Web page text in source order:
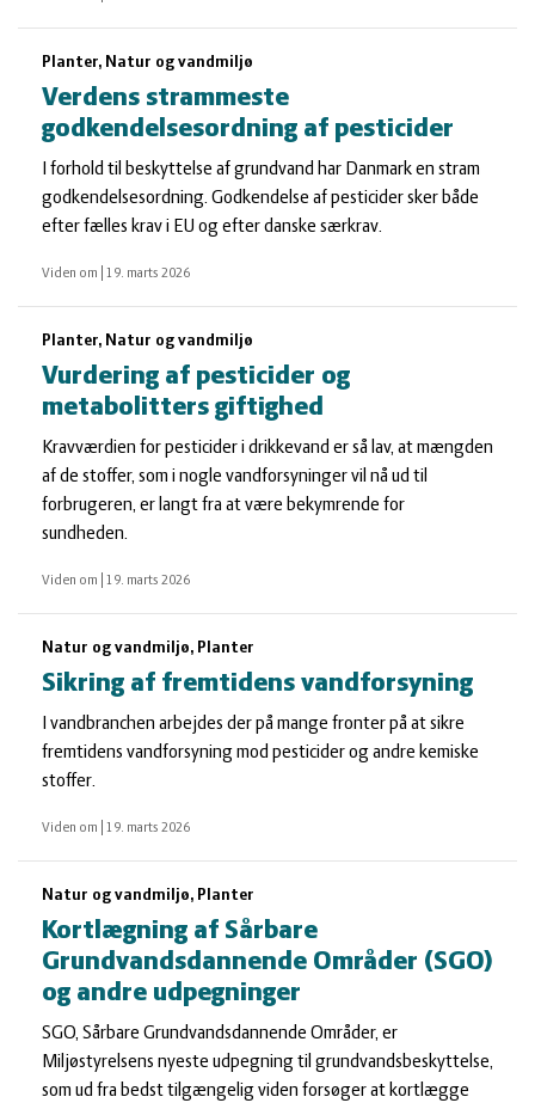
Planter, Natur og vandmiljø
Verdens strammeste
godkendelsesordning af pesticider
I forhold til beskyttelse af grundvand har Danmark en stram
godkendelsesordning. Godkendelse af pesticider sker både
efter fælles krav i EU og efter danske særkrav.
Viden om 19. marts 2026
Planter, Natur og vandmiljø
Vurdering af pesticider og
metabolitters giftighed
Kravværdien for pesticider i drikkevand er så lav, at mængden
af de stoffer, som i nogle vandforsyninger vil nå ud til
forbrugeren, er langt fra at være bekymrende for
sundheden.
Viden om 19. marts 2026
Natur og vandmiljø, Planter
Sikring af fremtidens vandforsyning
I vandbranchen arbejdes der på mange fronter på at sikre
fremtidens vandforsyning mod pesticider og andre kemiske
stoffer.
Viden om 19. marts 2026
Natur og vandmiljø, Planter
Kortlægning af Sårbare
Grundvandsdannende Områder (SGO)
og andre udpegninger
SGO, Sårbare Grundvandsdannende Områder, er
Miljøstyrelsens nyeste udpegning til grundvandsbeskyttelse,
som ud fra bedst tilgængelig viden forsøger at kortlægge